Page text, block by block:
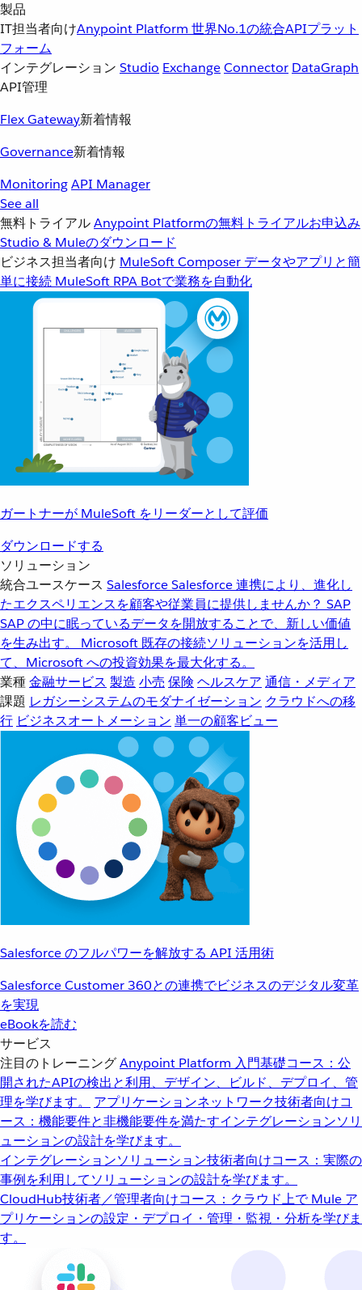
製品
IT担当者向けAnypoint Platform 世界No.1の統合APIプラット
フォーム
インテグレーション Studio ExchangeConnector DataGraph
API管理
Flex Gateway新着情報
Governance新着情報
MonitoringAPI Manager
See all
無料トライアルAnypoint Platformの無料トライアルお申込み
Studio & Muleのダウンロード
ビジネス担当者向け MuleSoft Composer データやアプリと簡
単に接続 MuleSoft RPA Botで業務を自動化
ガートナーが MuleSoft をリーダーとして評価
ダウンロードする
ソリューション
統合ユースケース SalesforceSalesforce 連携により、進化し
たエクスペリエンスを顧客や従業員に提供しませんか？ SAP
SAP の中に眠っているデータを開放することで、新しい価値
を生み出す。
Microsoft 既存の接続ソリューションを活用し
て、Microsoft への投資効果を最大化する。
業種金融サービス 製造 小売 保険 ヘルスケア 通信・メディア
課題 レガシーシステムのモダナイゼーション クラウドへの移
行 ビジネスオートメーション 単一の顧客ビュー
Salesforce のフルパワーを解放する API 活用術
Salesforce Customer 360との連携でビジネスのデジタル変革
を実現
eBookを読む
サービス
注目のトレーニングAnypoint Platform 入門基礎コース：公
開されたAPIの検出と利用、デザイン、ビルド、デプロイ、管
理を学びます。
アプリケーションネットワーク技術者向けコ
ース：機能要件と非機能要件を満たすインテグレーションソリ
ューションの設計を学びます。
インテグレーションソリューション技術者向けコース：実際の
事例を利用してソリューションの設計を学びます。
CloudHub技術者／管理者向けコース：クラウド上で Mule ア
プリケーションの設定・デプロイ・管理・監視・分析を学びま
す。